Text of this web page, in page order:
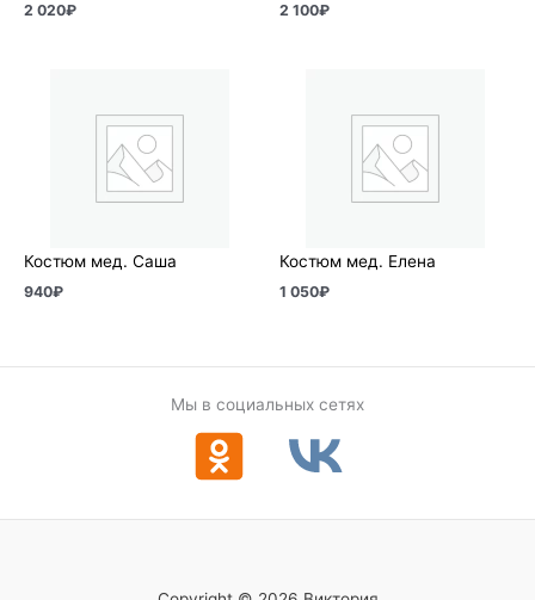
2 020₽ 2 100₽
Костюм мед. Саша
940₽
Костюм мед. Елена
1 050₽
Мы в социальных сетях